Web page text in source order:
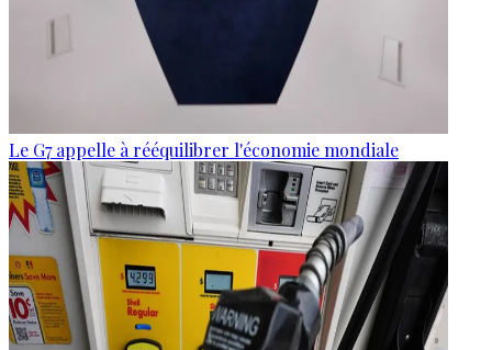
Le G7 appelle à rééquilibrer l'économie mondiale